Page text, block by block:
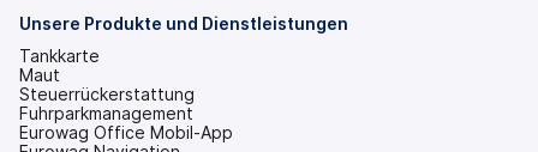
Tab
Unsere Produkte und Dienstleistungen
Tankkarte
Maut
Steuerrückerstattung
Fuhrparkmanagement
Eurowag Office Mobil-App